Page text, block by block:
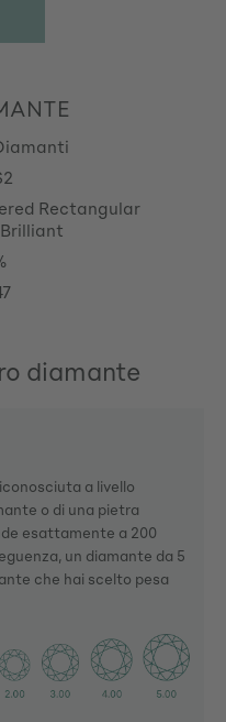
Rectangular
diamante
a livello
o di una pietra
esattamente a 200
un diamante da 5
che hai scelto pesa